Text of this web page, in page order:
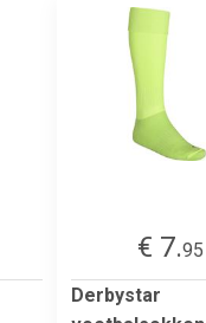
€ 7.95
Derbystar